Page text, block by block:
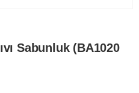
Sabunluk (BA1020